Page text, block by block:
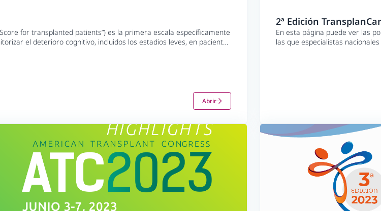
for transplanted patients”) es la primera escala específicamente
el deterioro cognitivo, incluidos los estadios leves, en pacientes
Abrir
2ª Edición
En esta página puede ver las
las que especialistas